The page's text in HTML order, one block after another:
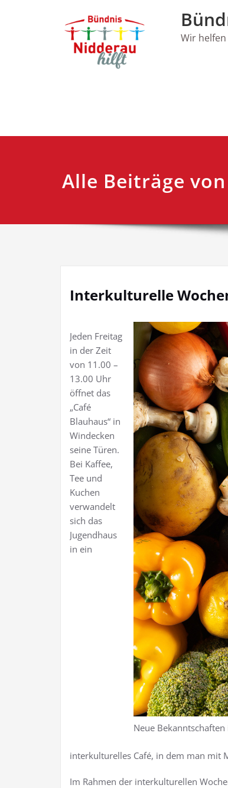
Wir
Alle Beiträge
Interkulturelle
Neue
Jeden Freitag
in der Zeit
von 11.00 –
13.00 Uhr
öffnet das
„Café
Blauhaus“ in
Windecken
seine Türen.
Bei Kaffee,
Tee und
Kuchen
verwandelt
sich das
Jugendhaus
in ein
interkulturelles Café, in dem man mit
Im Rahmen der interkulturellen